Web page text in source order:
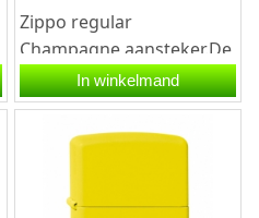
Zippo regular
Champagne aansteker.De
Zippo regular
Champagne aansteker
heeft een Champagne...
In winkelmand